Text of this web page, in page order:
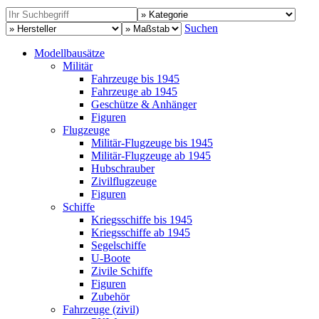
Suchen
Modellbausätze
Militär
Fahrzeuge bis 1945
Fahrzeuge ab 1945
Geschütze & Anhänger
Figuren
Flugzeuge
Militär-Flugzeuge bis 1945
Militär-Flugzeuge ab 1945
Hubschrauber
Zivilflugzeuge
Figuren
Schiffe
Kriegsschiffe bis 1945
Kriegsschiffe ab 1945
Segelschiffe
U-Boote
Zivile Schiffe
Figuren
Zubehör
Fahrzeuge (zivil)